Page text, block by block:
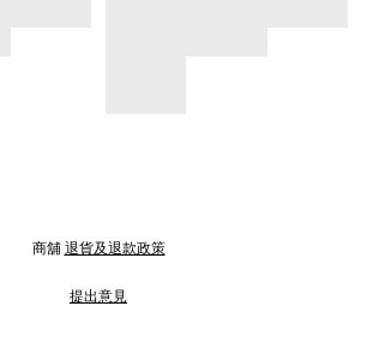
商舖 退貨及退款政策
提出意見